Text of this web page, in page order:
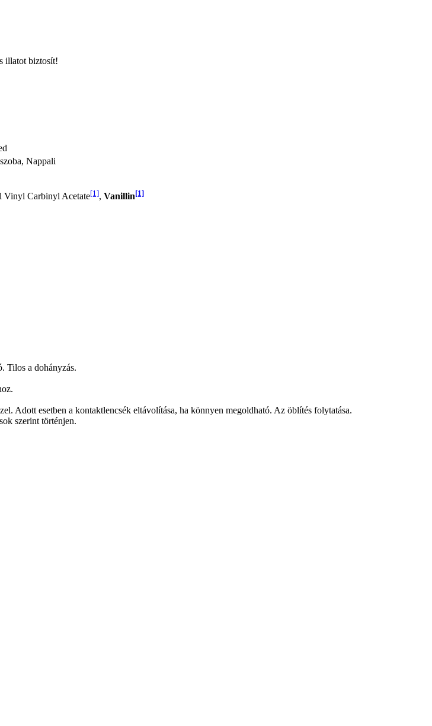
illatot biztosít!
Nappali
Vinyl Carbinyl Acetate[1], Vanillin[1]
Tilos a dohányzás.
esetben a kontaktlencsék eltávolítása, ha könnyen megoldható. Az öblítés folytatása.
szerint történjen.